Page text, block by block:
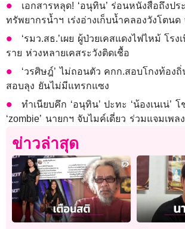
เอกสารหลุด! ‘อนุทิน’ ร่อนหนังสือถึงปร
ทรัพยากรน้ำฯ เร่งอ่างเก็บน้ำคลองวังโตนด
‘รมว.สธ.’เผย ผู้ป่วยเคสแดงไฟไหม้ โรง
ราย ห่วงหลายเคสระวังติดเชื้อ
‘วรศิษฎ์’ ไม่ถอนตัว คกก.สอบโกงท้อง
สอบลุง ยันไม่มีแทรกแซง
ทำเนียบคึก ‘อนุทิน’ ปะทะ ‘น้องเนเน่’ โ
‘zombie’ นายกฯ จับไมค์เดี่ยว ร่วมแจมเพล
ข่าวล่าสุด